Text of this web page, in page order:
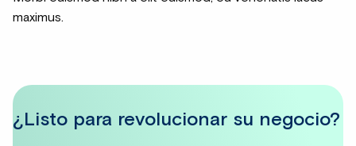
maximus.
¿Listo para revolucionar su negocio?